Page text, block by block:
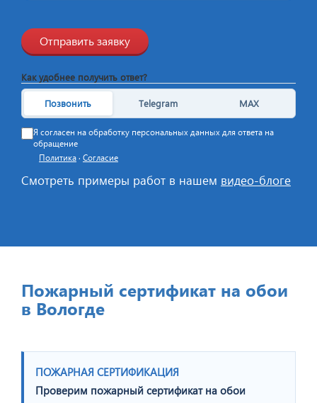
Отправить заявку
Как удобнее получить ответ?
Позвонить Telegram MAX
Я согласен на обработку персональных данных для ответа на
обращение
Политика · Согласие
Смотреть примеры работ в нашем видео-блоге
Пожарный сертификат на обои
в Вологде
ПОЖАРНАЯ СЕРТИФИКАЦИЯ
Проверим пожарный сертификат на обои